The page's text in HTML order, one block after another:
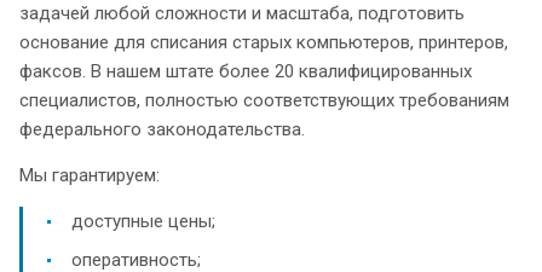
задачей любой сложности и масштаба, подготовить
основание для списания старых компьютеров, принтеров,
факсов. В нашем штате более 20 квалифицированных
специалистов, полностью соответствующих требованиям
федерального законодательства.
Мы гарантируем:
доступные цены;
оперативность;